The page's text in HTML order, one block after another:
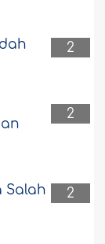
2
2
2
Salah